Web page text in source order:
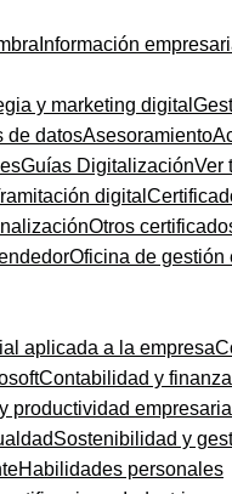
Información
y marketing digital
de datosAsesoramiento
Guías DigitalizaciónVer
digital
Otros
Oficina de gestión
aplicada a la empresa
Contabilidad y
productividad
Sostenibilidad y
Habilidades personales